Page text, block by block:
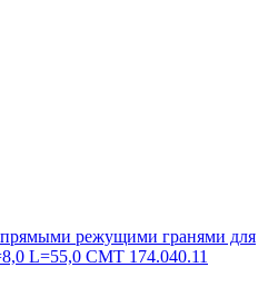
прямыми режущими гранями для
L=55,0 CMT 174.040.11